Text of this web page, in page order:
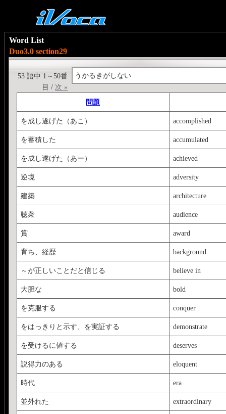
Word List
Duo3.0 section29
うかるきがしない
53 語中 1～50番
目 / 次 »
問題
を成し遂げた（あこ） accomplished
を蓄積した accumulated
を成し遂げた（あー） achieved
逆境 adversity
建築 architecture
聴衆 audience
賞 award
育ち、経歴 background
～が正しいことだと信じる believe in
大胆な bold
を克服する conquer
をはっきりと示す、を実証する demonstrate
を受けるに値する deserves
説得力のある eloquent
時代 era
並外れた extraordinary